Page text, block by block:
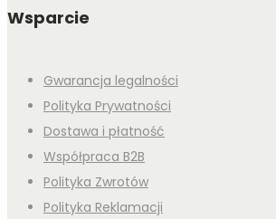
Wsparcie
Gwarancja legalności
Polityka Prywatności
Dostawa i płatność
Współpraca B2B
Polityka Zwrotów
Polityka Reklamacji